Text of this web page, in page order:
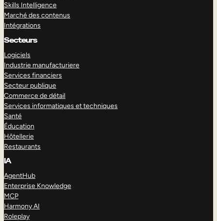
Skills Intelligence
Marché des contenus
Intégrations
Secteurs
Logiciels
Industrie manufacturiere
Services financiers
Secteur publique
Commerce de détail
Services informatiques et techniques
Santé
Éducation
Hôtellerie
Restaurants
IA
AgentHub
Enterprise Knowledge
MCP
Harmony AI
Roleplay